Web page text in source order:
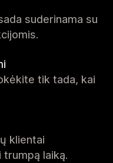
suderinama su
tik tada, kai
klientai
laiką.